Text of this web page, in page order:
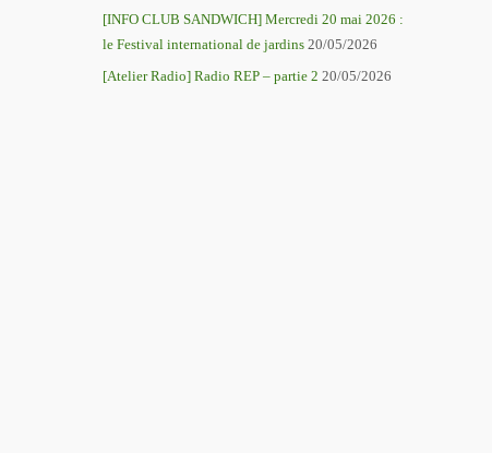
[INFO CLUB SANDWICH] Mercredi 20 mai 2026 :
le Festival international de jardins 20/05/2026
[Atelier Radio] Radio REP – partie 2 20/05/2026